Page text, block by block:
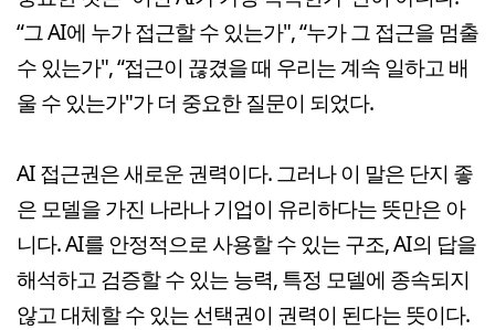
“그 AI에 누가 접근할 수 있는가", “누가 그 접근을 멈출
수 있는가", “접근이 끊겼을 때 우리는 계속 일하고 배
울 수 있는가"가 더 중요한 질문이 되었다.
AI 접근권은 새로운 권력이다. 그러나 이 말은 단지 좋
은 모델을 가진 나라나 기업이 유리하다는 뜻만은 아
니다. AI를 안정적으로 사용할 수 있는 구조, AI의 답을
해석하고 검증할 수 있는 능력, 특정 모델에 종속되지
않고 대체할 수 있는 선택권이 권력이 된다는 뜻이다.